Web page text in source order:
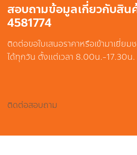
สอบถามข้อมูลเกี่ยวกับสิน
4581774
ติดต่อขอใบเสนอราคาหรือเข้ามาเยี่ยม
ได้ทุกวัน ตั้งแต่เวลา 8.00น.-17.30น.
ติดต่อสอบถาม